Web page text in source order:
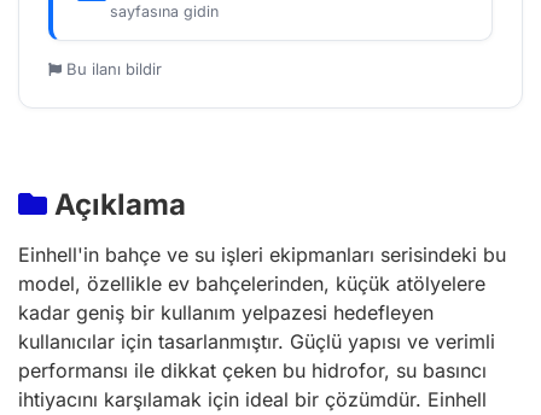
sayfasına gidin
Bu ilanı bildir
Açıklama
Einhell'in bahçe ve su işleri ekipmanları serisindeki bu
model, özellikle ev bahçelerinden, küçük atölyelere
kadar geniş bir kullanım yelpazesi hedefleyen
kullanıcılar için tasarlanmıştır. Güçlü yapısı ve verimli
performansı ile dikkat çeken bu hidrofor, su basıncı
ihtiyacını karşılamak için ideal bir çözümdür. Einhell